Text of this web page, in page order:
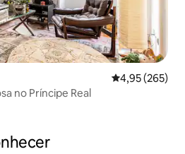
4,95 de uma
4,95 (265)
no Príncipe Real